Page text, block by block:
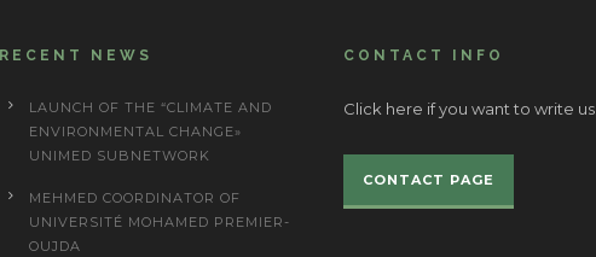
RECENT NEWS
LAUNCH OF THE “CLIMATE AND
ENVIRONMENTAL CHANGE»
UNIMED SUBNETWORK
MEHMED COORDINATOR OF
UNIVERSITÉ MOHAMED PREMIER-
OUJDA
CONTACT INFO
Click here if you want to write us.
CONTACT PAGE